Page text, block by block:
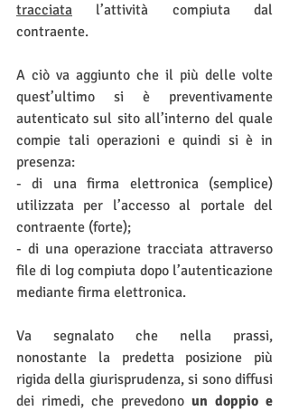
tracciata l’attività compiuta dal
contraente.
A ciò va aggiunto che il più delle volte
quest’ultimo si è preventivamente
autenticato sul sito all’interno del quale
compie tali operazioni e quindi si è in
presenza:
- di una firma elettronica (semplice)
utilizzata per l’accesso al portale del
contraente (forte);
- di una operazione tracciata attraverso
file di log compiuta dopo l’autenticazione
mediante firma elettronica.
Va segnalato che nella prassi,
nonostante la predetta posizione più
rigida della giurisprudenza, si sono diffusi
dei rimedi, che prevedono un doppio e